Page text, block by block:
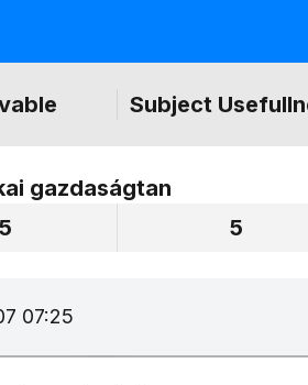
Subject
gazdaságtan
5
5
07:25